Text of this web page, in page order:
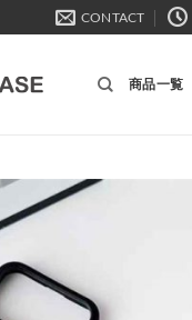
CONTACT
商品一覧